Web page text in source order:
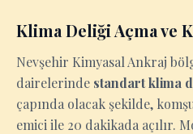
Klima Deliği Açma ve
Nevşehir Kimyasal Ankraj
dairelerinde standart klima
çapında olacak şekilde,
emici ile 20 dakikada açılır.